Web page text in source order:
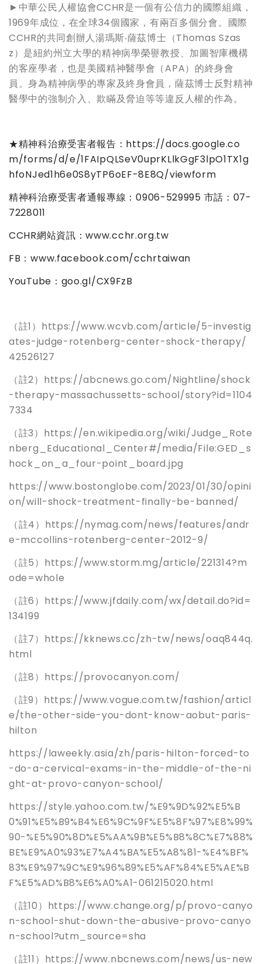
►中華公民人權協會CCHR是一個有公信力的國際組織，
1969年成位，在全球34個國家，有兩百多個分會。國際
CCHR的共同創辦人湯瑪斯‧薩茲博士（Thomas Szas
z）是紐約州立大學的精神病學榮譽教授、加圖智庫機構
的客座學者，也是美國精神醫學會（APA）的終身會
員。身為精神病學的專家及終身會員，薩茲博士反對精神
醫學中的強制介入、欺瞞及脅迫等等違反人權的作為。
★精神科治療受害者報告： https://docs.google.co
m/forms/d/e/1FAIpQLSeV0uprKLlkGgF3lpO1TX1g
hfoNJed1h6e0S8yTP6oEF-8E8Q/viewform
精神科治療受害者通報專線：0906-529995 市話： 07-
7228011
CCHR網站資訊：www.cchr.org.tw
FB ：www.facebook.com/cchrtaiwan
YouTube ： goo.gl/CX9FzB
（註1）https://www.wcvb.com/article/5-investig
ates-judge-rotenberg-center-shock-therapy/
42526127
（註2）https://abcnews.go.com/Nightline/shock
-therapy-massachussetts-school/story?id=1104
7334
（註3）https://en.wikipedia.org/wiki/Judge_Rote
nberg_Educational_Center#/media/File:GED_s
hock_on_a_four-point_board.jpg
https://www.bostonglobe.com/2023/01/30/opini
on/will-shock-treatment-finally-be-banned/
（註4）https://nymag.com/news/features/andr
e-mccollins-rotenberg-center-2012-9/
（註5）https://www.storm.mg/article/221314?m
ode=whole
（註6）https://www.jfdaily.com/wx/detail.do?id=
134199
（註7）https://kknews.cc/zh-tw/news/oaq844q.
html
（註8）https://provocanyon.com/
（註9）https://www.vogue.com.tw/fashion/articl
e/the-other-side-you-dont-know-aobut-paris-
hilton
https://laweekly.asia/zh/paris-hilton-forced-to
-do-a-cervical-exams-in-the-middle-of-the-ni
ght-at-provo-canyon-school/
https://style.yahoo.com.tw/%E9%9D%92%E5%B
0%91%E5%B9%B4%E6%9C%9F%E5%8F%97%E8%99%
90-%E5%90%8D%E5%AA%9B%E5%B8%8C%E7%88%
BE%E9%A0%93%E7%A4%BA%E5%A8%81-%E4%BF%
83%E9%97%9C%E9%96%89%E5%AF%84%E5%AE%B
F%E5%AD%B8%E6%A0%A1-061215020.html
（註10）https://www.change.org/p/provo-canyo
n-school-shut-down-the-abusive-provo-canyo
n-school?utm_source=sha
（註11）https://www.nbcnews.com/news/us-new